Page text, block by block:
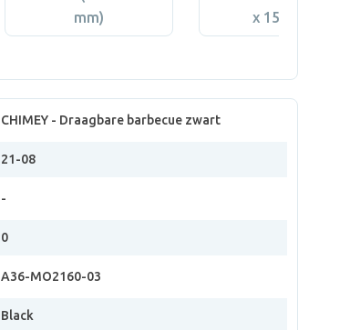
mm)
x 15 mm)
CHIMEY - Draagbare barbecue zwart
21-08
-
0
A36-MO2160-03
Black